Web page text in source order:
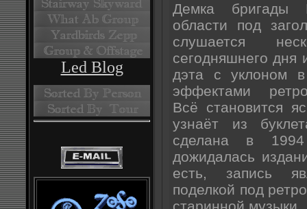
Led Blog
Демка бригады
области под
слушается
сегодняшнего дня
дэта с уклоном
эффектами
Всё становится
узнаёт из
сделана в
дожидалась
есть, запись
поделкой под